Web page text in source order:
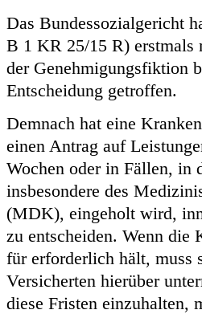
Das Bundessozialgericht
B 1 KR 25/15 R) erstmals
der Genehmigungsfiktion
Entscheidung getroffen.
Demnach hat eine
einen Antrag auf
Wochen oder in Fällen, in
insbesondere des
(MDK), eingeholt wird,
zu entscheiden. Wenn die
für erforderlich hält, muss
Versicherten hierüber
diese Fristen einzuhalten,